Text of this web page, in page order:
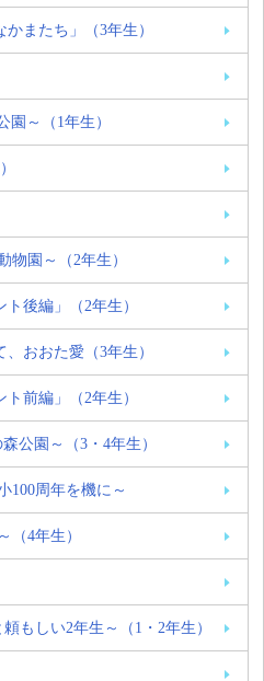
またち」（3年生）
園～（1年生）
物園～（2年生）
後編」（2年生）
おおた愛（3年生）
前編」（2年生）
公園～（3・4年生）
100周年を機に～
（4年生）
もしい2年生～（1・2年生）